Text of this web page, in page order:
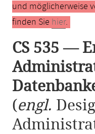
und möglicherweise
finden Sie hier.
CS 535 —
(engl.